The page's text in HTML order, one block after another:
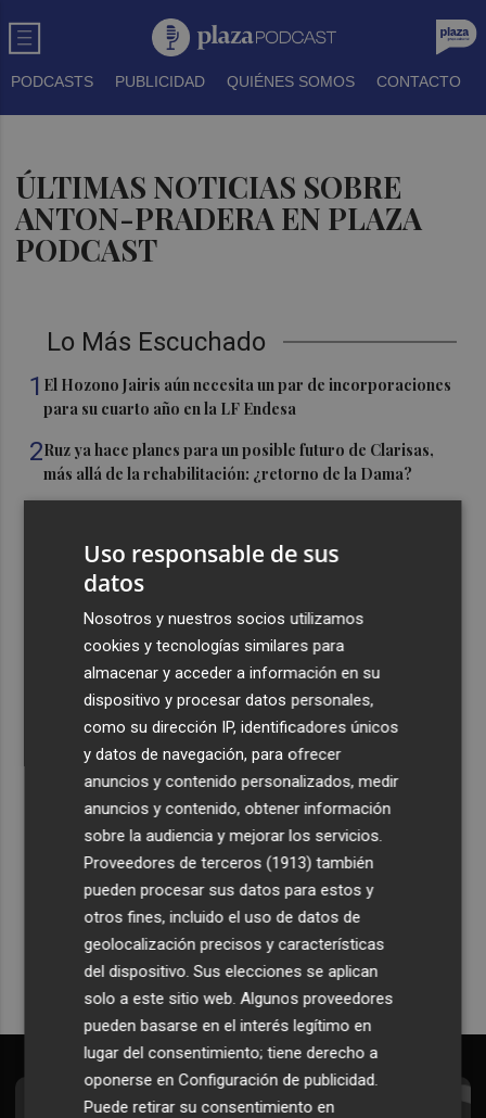
PODCASTS PUBLICIDAD QUIÉNES SOMOS CONTACTO
ÚLTIMAS NOTICIAS SOBRE
ANTON-PRADERA EN PLAZA
PODCAST
Lo Más Escuchado
1 El Hozono Jairis aún necesita un par de incorporaciones
para su cuarto año en la LF Endesa
2Ruz ya hace planes para un posible futuro de Clarisas,
más allá de la rehabilitación: ¿retorno de la Dama?
Castelló apuesta por convertir el eclipse en un referente
El Villarreal anuncia a sus seis capitanes: Gerard
Moreno, Foyth, Comesaña, Ayoze, Cardona y Logan
Costa
Recibe toda la actualidad de
Plaza Podcast en tu correo
Quiero suscribirme
Uso responsable de sus
datos
Nosotros y nuestros socios utilizamos
cookies y tecnologías similares para
almacenar y acceder a información en su
dispositivo y procesar datos personales,
como su dirección IP, identificadores únicos
y datos de navegación, para ofrecer
anuncios y contenido personalizados, medir
anuncios y contenido, obtener información
sobre la audiencia y mejorar los servicios.
Proveedores de terceros (1913) también
pueden procesar sus datos para estos y
otros fines, incluido el uso de datos de
geolocalización precisos y características
del dispositivo. Sus elecciones se aplican
solo a este sitio web. Algunos proveedores
pueden basarse en el interés legítimo en
lugar del consentimiento; tiene derecho a
oponerse enConfiguración de publicidad.
Puede retirar su consentimiento en